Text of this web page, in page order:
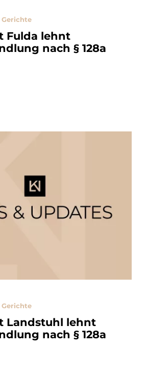
Fulda lehnt
nach § 128a
Landstuhl lehnt
nach § 128a